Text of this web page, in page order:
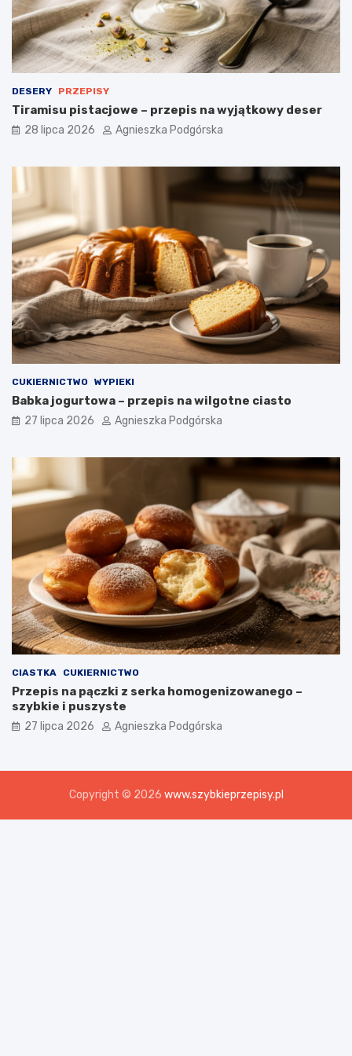
a
d
a
n
i
DESERY PRZEPISY
Tiramisu pistacjowe – przepis na wyjątkowy deser
28 lipca 2026 Agnieszka Podgórska
CUKIERNICTWO WYPIEKI
Babka jogurtowa – przepis na wilgotne ciasto
27 lipca 2026 Agnieszka Podgórska
CIASTKA CUKIERNICTWO
Przepis na pączki z serka homogenizowanego –
szybkie i puszyste
27 lipca 2026 Agnieszka Podgórska
Copyright © 2026 www.szybkieprzepisy.pl